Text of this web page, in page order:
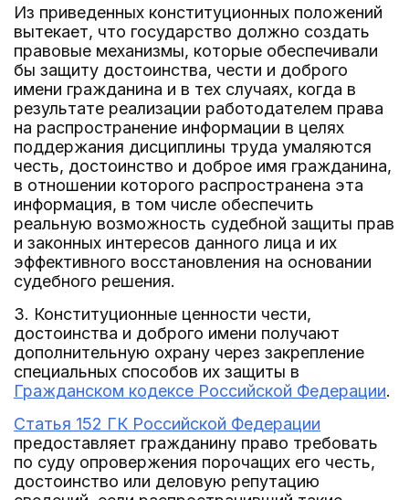
Из приведенных конституционных положений
вытекает, что государство должно создать
правовые механизмы, которые обеспечивали
бы защиту достоинства, чести и доброго
имени гражданина и в тех случаях, когда в
результате реализации работодателем права
на распространение информации в целях
поддержания дисциплины труда умаляются
честь, достоинство и доброе имя гражданина,
в отношении которого распространена эта
информация, в том числе обеспечить
реальную возможность судебной защиты прав
и законных интересов данного лица и их
эффективного восстановления на основании
судебного решения.
3. Конституционные ценности чести,
достоинства и доброго имени получают
дополнительную охрану через закрепление
специальных способов их защиты в
Гражданском кодексе Российской Федерации.
Статья 152 ГК Российской Федерации
предоставляет гражданину право требовать
по суду опровержения порочащих его честь,
достоинство или деловую репутацию